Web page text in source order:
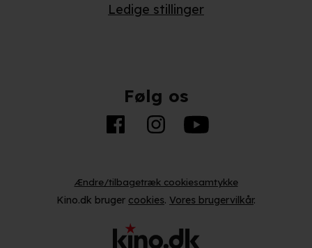
tilbage eller ændre indstillinger fra vores
vi kortvarigt din IP-adresse. IP-adressen kan blive delt
og behandling af dine personoplysninger i både vores
Ledige stillinger
Følg os
Ændre/tilbagetræk cookiesamtykke
Kino.dk bruger cookies. Vores brugervilkår.